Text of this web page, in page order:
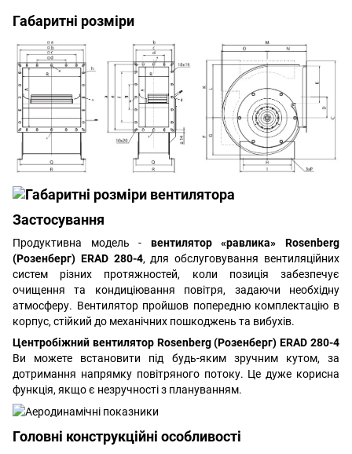
Габаритні розміри
Застосування
Продуктивна модель - вентилятор «равлика» Rosenberg
(Розенберг) ERAD 280-4, для обслуговування вентиляційних
систем різних протяжностей, коли позиція забезпечує
очищення та кондиціювання повітря, задаючи необхідну
атмосферу. Вентилятор пройшов попередню комплектацію в
корпус, стійкий до механічних пошкоджень та вибухів.
Центробіжний вентилятор Rosenberg (Розенберг) ERAD 280-4
Ви можете встановити під будь-яким зручним кутом, за
дотримання напрямку повітряного потоку. Це дуже корисна
функція, якщо є незручності з плануванням.
Головні конструкційні особливості